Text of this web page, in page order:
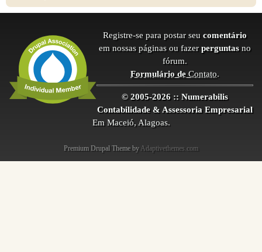
Registre-se para postar seu comentário
em nossas páginas ou fazer perguntas no
fórum.
Formulário deContato.
© 2005-2026 :: Numerabilis
Contabilidade & Assessoria Empresarial
Em Maceió, Alagoas.
Premium Drupal Theme by Adaptivethemes.com